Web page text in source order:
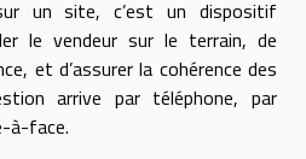
un site, c’est un dispositif
le vendeur sur le terrain, de
et d’assurer la cohérence des
arrive par téléphone, par
à-face.